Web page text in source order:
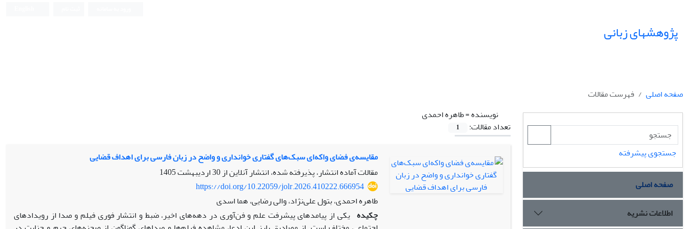
پژوهشهای زبانی
صفحه اصلی
فهرست مقالات
نویسنده =طاهره احمدی
تعداد مقالات:
1
مقایسه‌ی فضای واکه‌ای سبک‌های گفتاری خوانداری و واضح در زبان فارسی برای اهداف قضایی
مقالات آماده انتشار، پذیرفته شده، انتشار آنلاین از30 اردیبهشت 1405
https://doi.org/10.22059/jolr.2026.410222.666954
طاهره احمدی، بتول علی‌نژاد، والی رضایی، هما اسدی
چکیده یکی از پیامدهای پیشرفت علم و فن‌آوری در دهه‌های اخیر، ضبط و انتشار فوری فیلم و صدا از رویدادهای
جستجوی پیشرفته
صفحه اصلی
اطلاعات نشریه